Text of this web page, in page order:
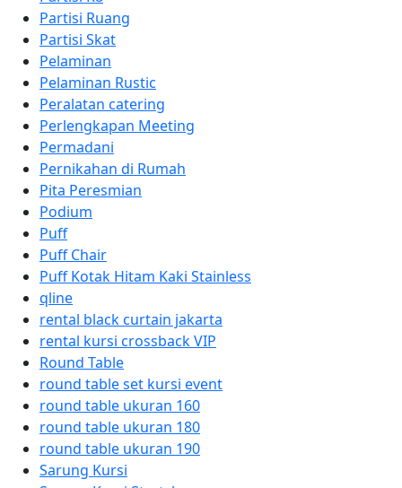
Partisi Ruang
Partisi Skat
Pelaminan
Pelaminan Rustic
Peralatan catering
Perlengkapan Meeting
Permadani
Pernikahan di Rumah
Pita Peresmian
Podium
Puff
Puff Chair
Puff Kotak Hitam Kaki Stainless
qline
rental black curtain jakarta
rental kursi crossback VIP
Round Table
round table set kursi event
round table ukuran 160
round table ukuran 180
round table ukuran 190
Sarung Kursi